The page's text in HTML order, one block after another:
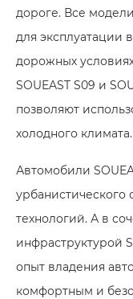
дороге. Все
для эксплуатации
дорожных
SOUEAST S09 и
позволяют
холодного климата.
Автомобили
урбанистического
технологий. А в
инфраструктурой
опыт владения
комфортным и